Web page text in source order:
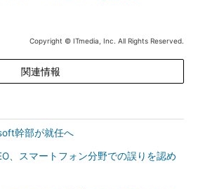
Copyright © ITmedia, Inc. All Rights Reserved.
関連情報
幹部が就任へ
、スマートフォン分野での誤りを認め